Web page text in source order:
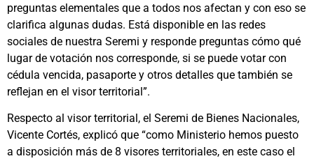
preguntas elementales que a todos nos afectan y con eso se
clarifica algunas dudas. Está disponible en las redes
sociales de nuestra Seremi y responde preguntas cómo qué
lugar de votación nos corresponde, si se puede votar con
cédula vencida, pasaporte y otros detalles que también se
reflejan en el visor territorial”.
Respecto al visor territorial, el Seremi de Bienes Nacionales,
Vicente Cortés, explicó que “como Ministerio hemos puesto
a disposición más de 8 visores territoriales, en este caso el